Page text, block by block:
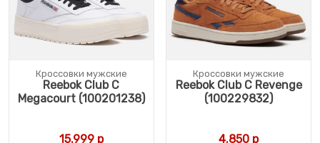
Кроссовки мужские
Reebok Club C
Megacourt (100201238)
15.999р
Кроссовки мужские
Reebok Club C Revenge
(100229832)
4.850 р